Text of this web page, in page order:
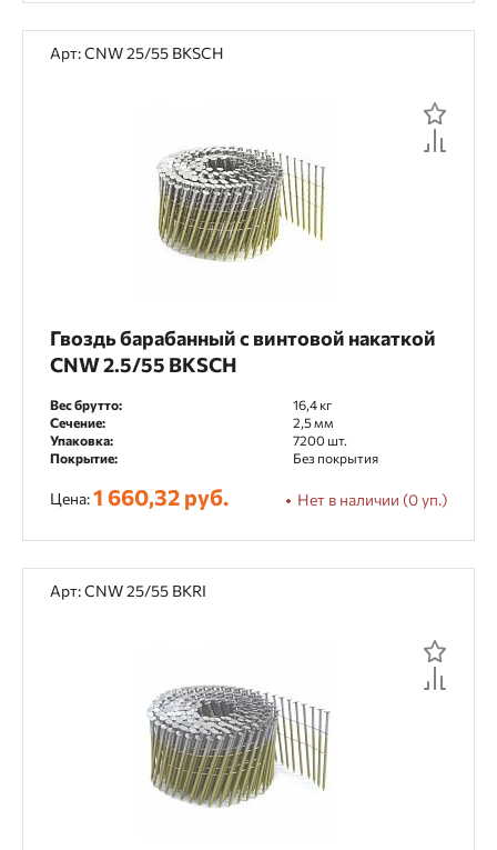
Арт: CNW 25/55 BKSCH
Гвоздь барабанный с винтовой накаткой
CNW 2.5/55 BKSCH
Вес брутто:
16,4 кг
Сечение:
2,5 мм
Упаковка:
7200 шт.
Покрытие:
Без покрытия
Цена:1 660,32 руб. Нет в наличии (0 уп.)
Арт: CNW 25/55 BKRI